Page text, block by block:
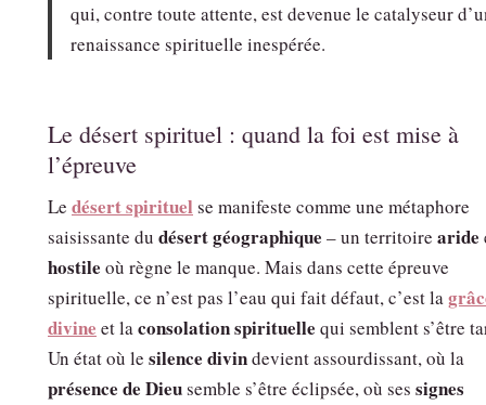
qui, contre toute attente, est devenue le catalyseur
renaissance spirituelle inespérée.
Le désert spirituel : quand la foi est mise à
l’épreuve
Le désert spirituel se manifeste comme une métaphore
saisissante du désert géographique – un territoire aride
hostile où règne le manque. Mais dans cette épreuve
spirituelle, ce n’est pas l’eau qui fait défaut, c’est la
divine et laconsolation spirituelle qui semblent s’être
Un état où le silence divindevient assourdissant, où la
présence de Dieusemble s’être éclipsée, où ses signes